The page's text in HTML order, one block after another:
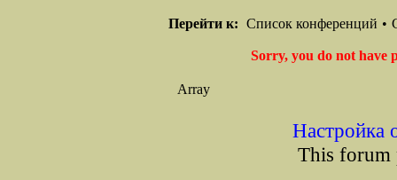
Перейти к: Список конференций •
Sorry, you do not have
Array
Настройка
This